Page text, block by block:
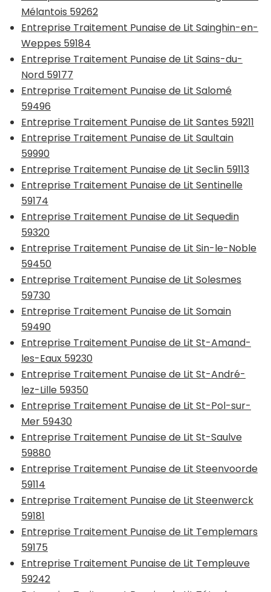
Mélantois 59262
Entreprise Traitement Punaise de Lit Sainghin-en-
Weppes 59184
Entreprise Traitement Punaise de Lit Sains-du-
Nord 59177
Entreprise Traitement Punaise de Lit Salomé
59496
Entreprise Traitement Punaise de Lit Santes 59211
Entreprise Traitement Punaise de Lit Saultain
59990
Entreprise Traitement Punaise de Lit Seclin 59113
Entreprise Traitement Punaise de Lit Sentinelle
59174
Entreprise Traitement Punaise de Lit Sequedin
59320
Entreprise Traitement Punaise de Lit Sin-le-Noble
59450
Entreprise Traitement Punaise de Lit Solesmes
59730
Entreprise Traitement Punaise de Lit Somain
59490
Entreprise Traitement Punaise de Lit St-Amand-
les-Eaux 59230
Entreprise Traitement Punaise de Lit St-André-
lez-Lille 59350
Entreprise Traitement Punaise de Lit St-Pol-sur-
Mer 59430
Entreprise Traitement Punaise de Lit St-Saulve
59880
Entreprise Traitement Punaise de Lit Steenvoorde
59114
Entreprise Traitement Punaise de Lit Steenwerck
59181
Entreprise Traitement Punaise de Lit Templemars
59175
Entreprise Traitement Punaise de Lit Templeuve
59242